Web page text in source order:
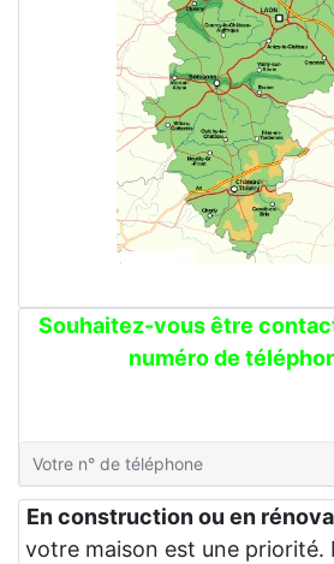
Souhaitez-vous être
numéro de
En construction ou en
votre maison est une priorité.